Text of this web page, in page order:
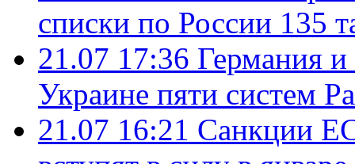
списки по России 135
21.07 17:36 Германия
Украине пяти систем
21.07 16:21 Санкции